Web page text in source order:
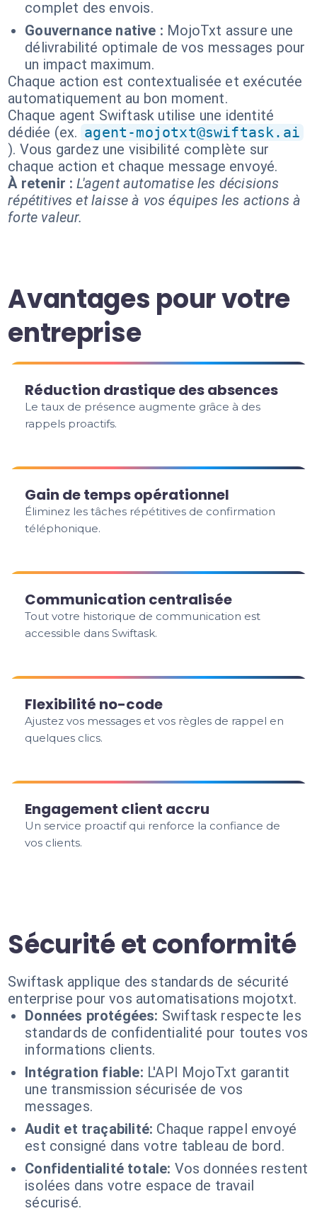
complet des envois.
Gouvernance native : MojoTxt assure une
délivrabilité optimale de vos messages pour
un impact maximum.
Chaque action est contextualisée et exécutée
automatiquement au bon moment.
Chaque agent Swiftask utilise une identité
dédiée (ex. agent-mojotxt@swiftask.ai
). Vous gardez une visibilité complète sur
chaque action et chaque message envoyé.
À retenir : L'agent automatise les décisions
répétitives et laisse à vos équipes les actions à
forte valeur.
Avantages pour votre
entreprise
Réduction drastique des absences
Le taux de présence augmente grâce à des
rappels proactifs.
Gain de temps opérationnel
Éliminez les tâches répétitives de confirmation
téléphonique.
Communication centralisée
Tout votre historique de communication est
accessible dans Swiftask.
Flexibilité no-code
Ajustez vos messages et vos règles de rappel en
quelques clics.
Engagement client accru
Un service proactif qui renforce la confiance de
vos clients.
Sécurité et conformité
Swiftask applique des standards de sécurité
enterprise pour vos automatisations mojotxt.
Données protégées: Swiftask respecte les
standards de confidentialité pour toutes vos
informations clients.
Intégration fiable: L'API MojoTxt garantit
une transmission sécurisée de vos
messages.
Audit et traçabilité: Chaque rappel envoyé
est consigné dans votre tableau de bord.
Confidentialité totale: Vos données restent
isolées dans votre espace de travail
sécurisé.